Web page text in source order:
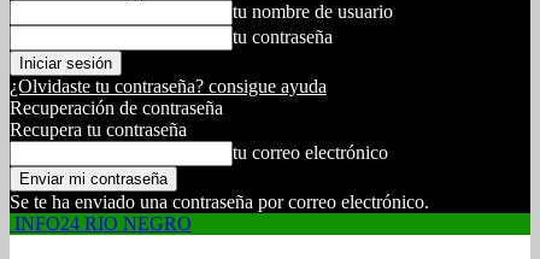
tu nombre de usuario
tu contraseña
¿Olvidaste tu contraseña? consigue ayuda
Recuperación de contraseña
Recupera tu contraseña
tu correo electrónico
Se te ha enviado una contraseña por correo electrónico.
INFO24 RIO NEGRO